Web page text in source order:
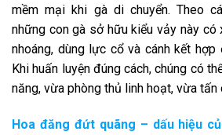
mềm mại khi gà di chuyển. Theo
những con gà sở hữu kiểu vảy này có
nhoáng, dùng lực cổ và cánh kết
Khi huấn luyện đúng cách, chúng có
năng, vừa phòng thủ linh hoạt, vừa tấn
Hoa đăng đứt quãng – dấu hiệu